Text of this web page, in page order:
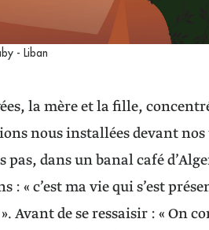
- Liban
la mère et la fille,
nous installées devant nos
pas, dans un banal café
: « c’est ma vie qui s’est
Avant de se ressaisir : « On